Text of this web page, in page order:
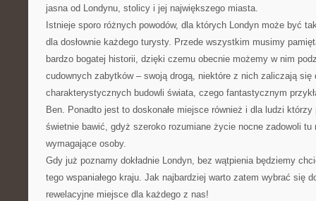
jasna od Londynu, stolicy i jej największego miasta.
Istnieje sporo różnych powodów, dla których Londyn może być
dla dosłownie każdego turysty. Przede wszystkim musimy
bardzo bogatej historii, dzięki czemu obecnie możemy w nim
cudownych zabytków – swoją drogą, niektóre z nich zaliczają się
charakterystycznych budowli świata, czego fantastycznym
Ben. Ponadto jest to doskonałe miejsce również i dla ludzi
świetnie bawić, gdyż szeroko rozumiane życie nocne zadowoli tu
wymagające osoby.
Gdy już poznamy dokładnie Londyn, bez wątpienia będziemy
tego wspaniałego kraju. Jak najbardziej warto zatem wybrać się
rewelacyjne miejsce dla każdego z nas!